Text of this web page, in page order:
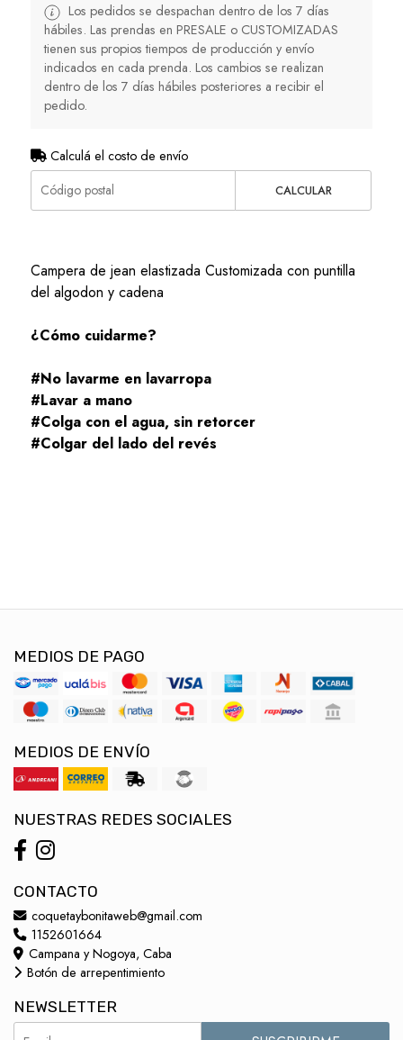
Los pedidos se despachan dentro de los 7 días
hábiles. Las prendas en PRESALE o CUSTOMIZADAS
tienen sus propios tiempos de producción y envío
indicados en cada prenda. Los cambios se realizan
dentro de los 7 días hábiles posteriores a recibir el
pedido.
Calculá el costo de envío
CALCULAR
Campera de jean elastizada Customizada con puntilla
del algodon y cadena
¿Cómo cuidarme?
#No lavarme en lavarropa
#Lavar a mano
#Colga con el agua, sin retorcer
#Colgar del lado del revés
MEDIOS DE PAGO
MEDIOS DE ENVÍO
NUESTRAS REDES SOCIALES
CONTACTO
coquetaybonitaweb@gmail.com
1152601664
Campana y Nogoya, Caba
Botón de arrepentimiento
NEWSLETTER